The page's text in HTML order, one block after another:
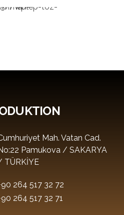
Mah. Vatan Cad.
Pamukova / SAKARYA
TÜRKİYE
264 517 32 72
264 517 32 71